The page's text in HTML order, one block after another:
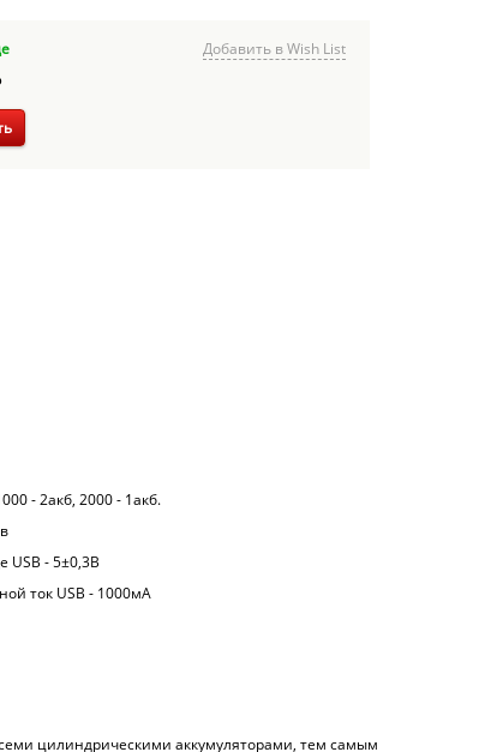
Добавить в Wish List
- 2акб, 2000 - 1акб.
USB - 5±0,3В
ток USB - 1000мА
цилиндрическими аккумуляторами, тем самым